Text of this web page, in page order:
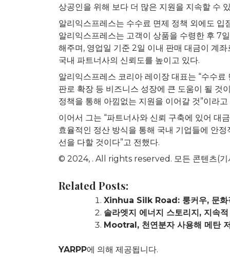
상공인을 위해 보다 더 많은 지원을 지속할 수
알리익스프레스는 수수료 면제 정책 외에도
알리익스프레스는 고객이 상품을 수령한 후 7
해주며, 영업일 기준 2일 이내 판매 대금이 계
국내 파트너사의 신뢰도를 높이고 있다.
알리익스프레스 코리아 레이장 대표는 “수수
판로 확장 등 비즈니스 성장에 큰 도움이 될 것
정책을 통해 아낌없는 지원을 이어갈 것”이라고
이어서 그는 “파트너사와 신뢰 구축에 있어 대
효율적인 정산 방식을 통해 국내 기업들에 안
선을 다할 것이다”고 전했다.
© 2024, . All rights reserved. 모든 콘텐츠(기
Related Posts:
Xinhua Silk Road: 룽커우, 문화
솔라엣지 에너지 스토리지, 지속
Mootral, 천연분자 사용해 메탄
YARPP에 의해 제공됩니다.